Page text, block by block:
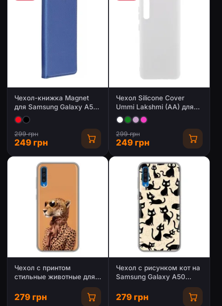
Чехол-книжка Magnet
для Samsung Galaxy A50
(A505F) / A50s / A30s
299 грн
249 грн
Чехол Silicone Cover
Ummi Lakshmi (AA) для
Samsung Galaxy A50
(A505F) / A50s / A30s
299 грн
249 грн
Чехол с принтом
стильные животные для
279 грн
Чехол с рисунком кот на
Samsung Galaxy A50
279 грн